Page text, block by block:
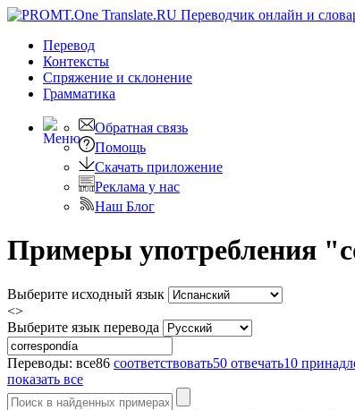
Перевод
Контексты
Спряжение и склонение
Грамматика
Обратная связь
Помощь
Скачать приложение
Реклама у нас
Наш Блог
Примеры употребления
Выберите исходный язык
<>
Выберите язык перевода
Переводы: все86 соответствовать50 отвечать10
показать все